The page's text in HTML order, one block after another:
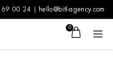
69 00 24 | hello@bitl-agency.com
0